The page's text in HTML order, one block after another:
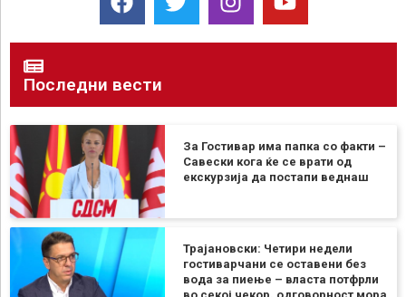
Последни вести
За Гостивар има папка со факти –
Савески кога ќе се врати од
екскурзија да постапи веднаш
Трајановски: Четири недели
гостиварчани се оставени без
вода за пиење – власта потфрли